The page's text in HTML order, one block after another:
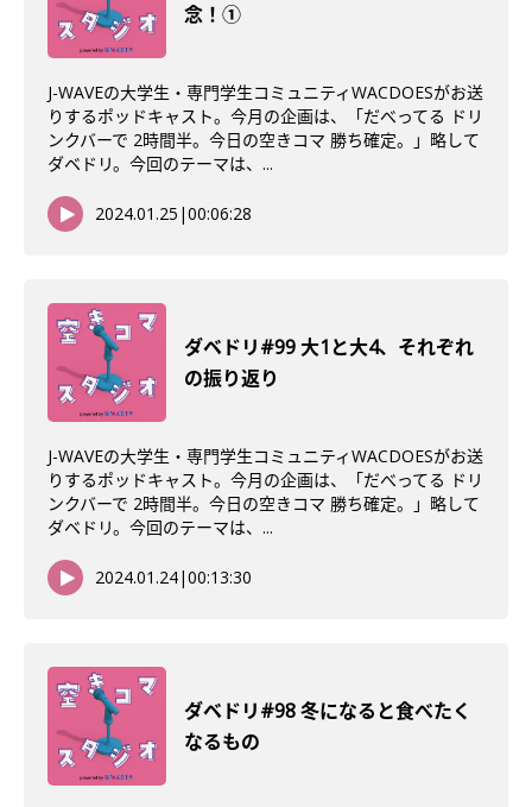
念！①
J-WAVEの大学生・専門学生コミュニティWACDOESがお送
りするポッドキャスト。今月の企画は、「だべってる ドリ
ンクバーで 2時間半。今日の空きコマ 勝ち確定。」略して
ダベドリ。今回のテーマは、...
2024.01.25 |00:06:28
ダベドリ#99 大1と大4、それぞれ
の振り返り
J-WAVEの大学生・専門学生コミュニティWACDOESがお送
りするポッドキャスト。今月の企画は、「だべってる ドリ
ンクバーで 2時間半。今日の空きコマ 勝ち確定。」略して
ダベドリ。今回のテーマは、...
2024.01.24|00:13:30
ダベドリ#98 冬になると食べたく
なるもの